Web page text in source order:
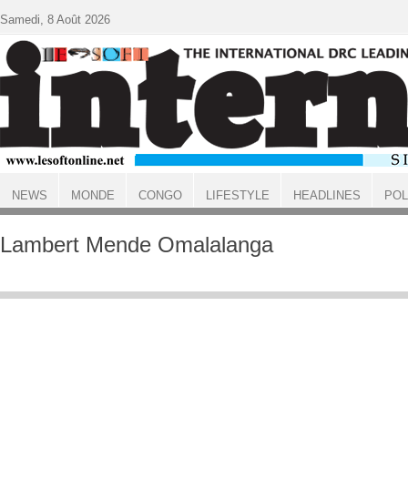
ACCUEIL
Lambert Mende Omalalanga
Samedi, 8 Août 2026
NEWS MONDE CONGO LIFESTYLE HEADLINES